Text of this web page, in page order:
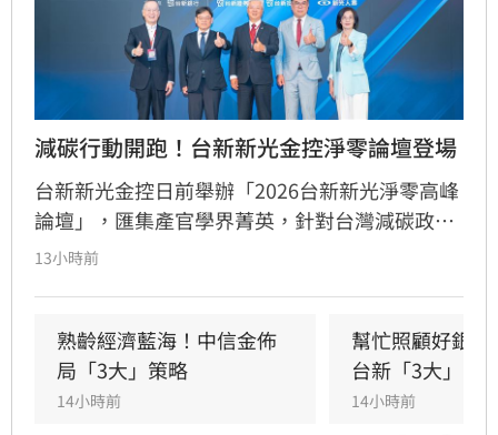
減碳行動開跑！台新新光金控淨零論壇登場
台新新光金控日前舉辦「2026台新新光淨零高峰
論壇」，匯集產官學界菁英，針對台灣減碳政
策、碳定價制度及企業轉型策略進行深度對話。
控總經理林維俊指出，論壇邁入第五年，致力協
助企業將永續轉化為國際競爭力。會中上銀、強
茂、宏碁及金寶等指標企業分享低碳實踐經驗。
13小時前
熟齡經濟藍海！中信金佈
局「3大」策略
14小時前
幫忙照顧好銀
台新「3大」防
14小時前